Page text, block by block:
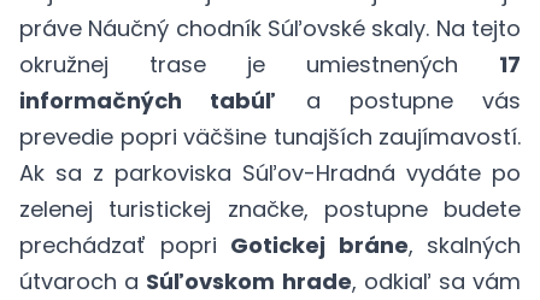
práve Náučný chodník Súľovské skaly. Na tejto
okružnej trase je umiestnených 17
informačných tabúľ a postupne vás
prevedie popri väčšine tunajších zaujímavostí.
Ak sa z parkoviska Súľov-Hradná vydáte po
zelenej turistickej značke, postupne budete
prechádzať popri Gotickej bráne, skalných
útvaroch a Súľovskom hrade, odkiaľ sa vám